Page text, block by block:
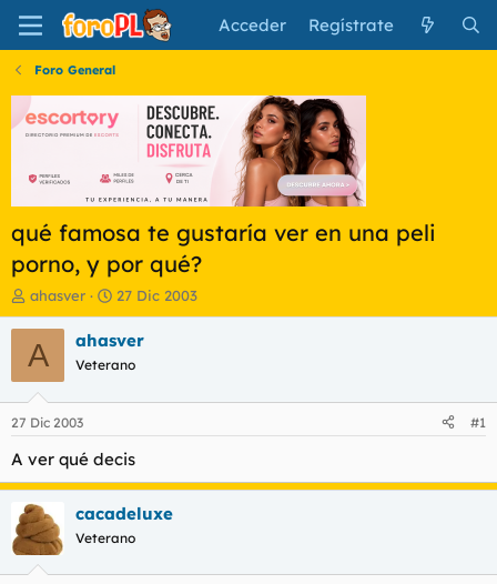
Acceder Regístrate
Foro General
qué famosa te gustaría ver en una peli
porno, y por qué?
I
n
i
c
a
d
o
r
e
l
t
e
m
ahasver
F
e
c
a
i
n
c
i
o
27 Dic 2003
A ahasver
Veterano
27 Dic 2003 #1
A ver qué decis
cacadeluxe
Veterano